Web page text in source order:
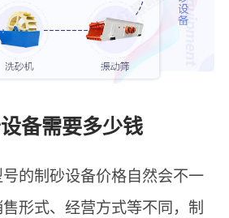
备需要多少钱
的制砂设备价格自然会不一
形式、经营方式等不同，制